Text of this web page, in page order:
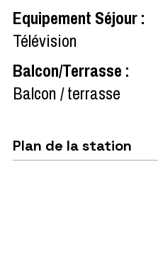
Equipement Séjour:
Télévision
Balcon/Terrasse :
Balcon / terrasse
Plan de la station